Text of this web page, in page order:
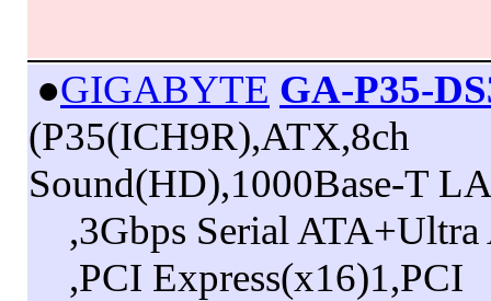
●GIGABYTE GA-P35-
(P35(ICH9R),ATX,8ch
Sound(HD),1000Base-T
,3Gbps Serial ATA+Ultra
,PCI Express(x16)1,PCI